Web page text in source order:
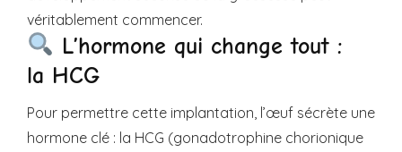
véritablement commencer.
L’hormone qui change tout :
la HCG
Pour permettre cette implantation, l’œuf sécrète une
hormone clé : la HCG (gonadotrophine chorionique